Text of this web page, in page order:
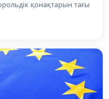
қонақтарын тағы